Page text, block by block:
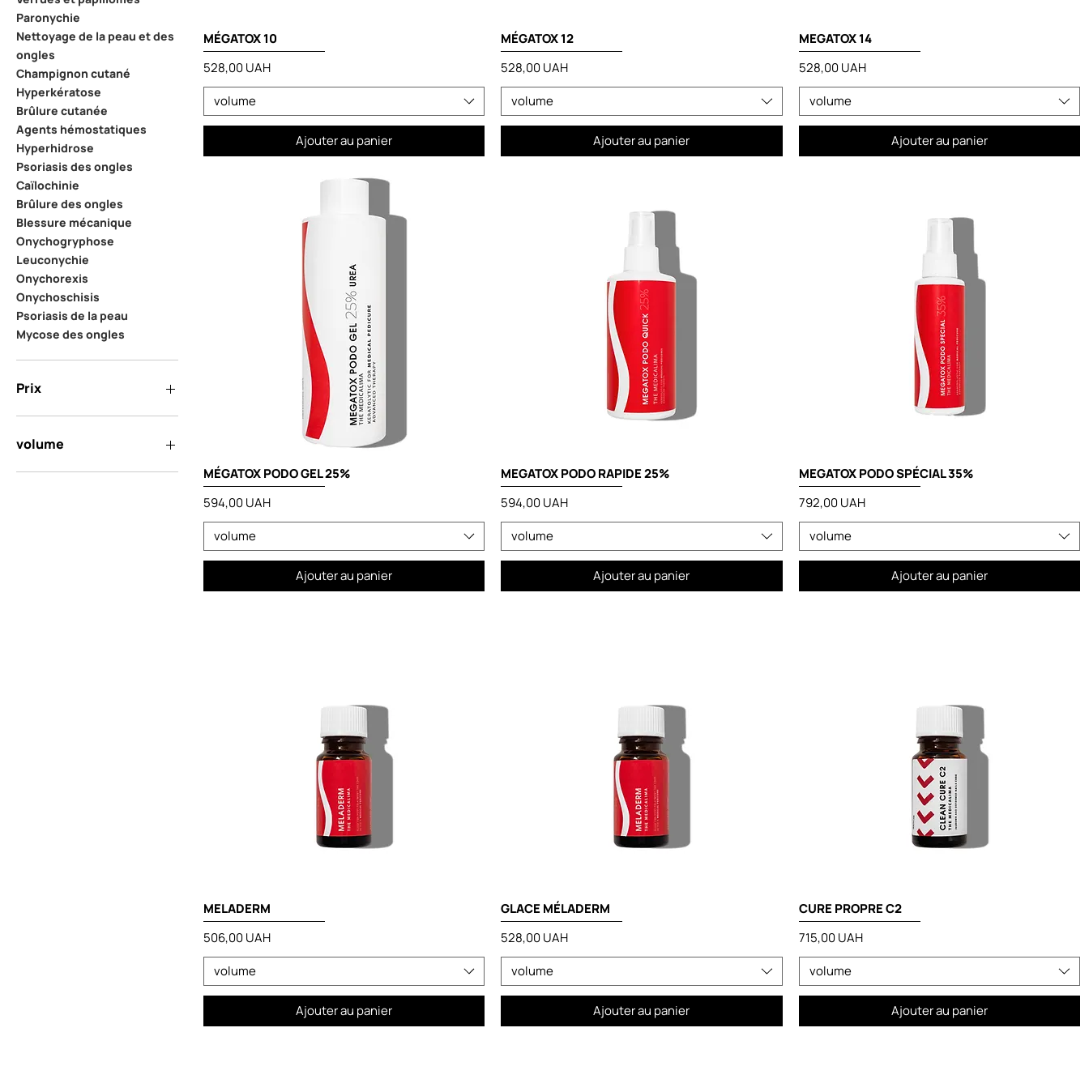
Paronychie
Nettoyage de la peau et des
ongles
Champignon cutané
Hyperkératose
Brûlure cutanée
Agents hémostatiques
Hyperhidrose
Psoriasis des ongles
Caïlochinie
Brûlure des ongles
Blessure mécanique
Onychogryphose
Leuconychie
Onychorexis
Onychoschisis
Psoriasis de la peau
Mycose des ongles
Prix
506 UAH
volume
10 ml
MÉGATOX 10
Prix
528,00 UAH
volume
Ajouter au panier
MÉGATOX 12
Prix
528,00 UAH
volume
Ajouter au panier
MEGATOX 14
Prix
528,00 UAH
volume
Ajouter au panier
MÉGATOX PODO GEL 25%
Prix
594,00 UAH
volume
Ajouter au panier
MEGATOX PODO RAPIDE 25%
Prix
594,00 UAH
volume
Ajouter au panier
MEGATOX PODO SPÉCIAL 35%
Prix
792,00 UAH
volume
Ajouter au panier
MELADERM
Prix
506,00 UAH
volume
Ajouter au panier
GLACE MÉLADERM
Prix
528,00 UAH
volume
Ajouter au panier
CURE PROPRE C2
Prix
715,00 UAH
volume
Ajouter au panier